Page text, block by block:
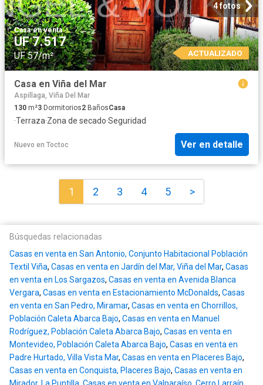
4 fotos
Casa·en venta
UF 7.517
UF 57/m² ACTUALIZADO
Casa en Viña del Mar
Aspillaga, Viña Del Mar
130 m²3 Dormitorios2 BañosCasa
·Terraza·Zona de secado·Seguridad
Nuevo en Toctoc Ver en detalle
1 2 3 4 5 >
Búsquedas relacionadas
Casas en venta en San Antonio, Conjunto Habitacional Población
Textil Viña, Casas en venta en Jardín del Mar, Viña del Mar, Casas
en venta en Los Sargazos, Casas en venta en Avenida Blanca
Vergara, Casas en venta en Estacionamiento McDonalds, Casas
en venta en San Pedro, Miramar, Casas en venta en Chorrillos,
Población Caleta Abarca Bajo, Casas en venta en Manuel
Rodríguez, Población Caleta Abarca Bajo, Casas en venta en
Montevideo, Población Caleta Abarca Bajo, Casas en venta en
Padre Hurtado, Villa Vista Mar, Casas en venta en Placeres Bajo,
Casas en venta en Conquista, Placeres Bajo, Casas en venta en